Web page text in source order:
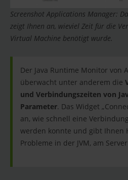
Screenshot Applications Manager:
zeigt Ihnen an, wieviel Zeit für die
Virtual Machine benötigt wurde.
Der Java Runtime Monitor von
überwacht unter anderem die
und Verbindungszeiten von
Parameter. Das Widget
an, wie schnell eine
werden konnte und gibt Ihnen
Probleme in der JVM, am